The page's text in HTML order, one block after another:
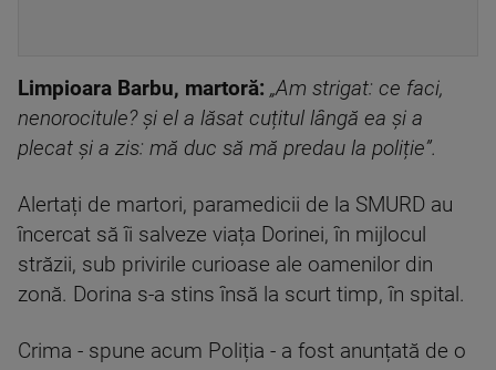
Limpioara Barbu, martoră: „Am strigat: ce faci,
nenorocitule? și el a lăsat cuțitul lângă ea și a
plecat și a zis: mă duc să mă predau la poliție”.
Alertați de martori, paramedicii de la SMURD au
încercat să îi salveze viața Dorinei, în mijlocul
străzii, sub privirile curioase ale oamenilor din
zonă. Dorina s-a stins însă la scurt timp, în spital.
Crima - spune acum Poliția - a fost anunțată de o